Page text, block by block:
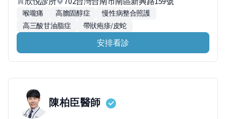
喉嚨痛 高膽固醇症
慢性病整合照護
高三酸甘油脂症
帶狀疱疹/皮蛇
安排看診
陳柏臣醫師